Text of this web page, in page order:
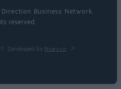
Direction Business Network
reserved.
Developed by Nuevvo